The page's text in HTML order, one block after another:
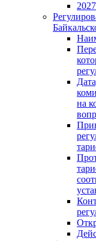
на